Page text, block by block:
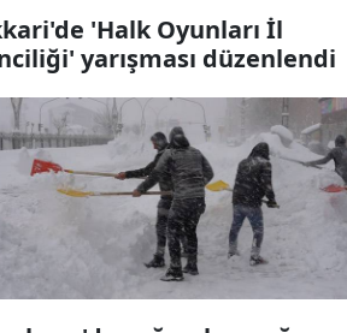
'Halk Oyunları İl
yarışması düzenlendi